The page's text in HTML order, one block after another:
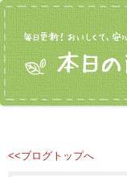
<<ブログトップへ